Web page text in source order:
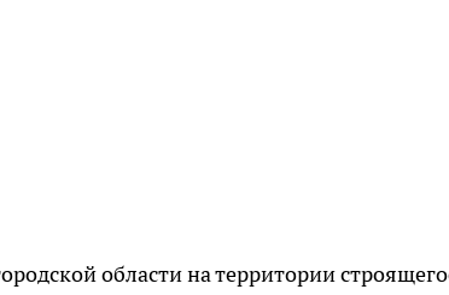
области на территории